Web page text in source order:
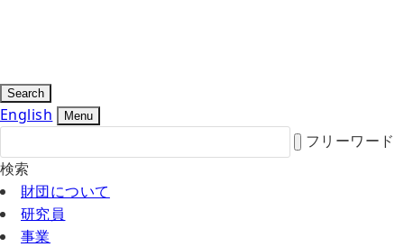
Search
English Menu
フリーワード
検索
財団について
研究員
事業